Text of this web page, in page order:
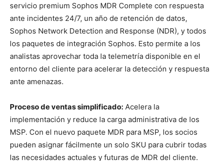
servicio premium Sophos MDR Complete con respuesta
ante incidentes 24/7, un año de retención de datos,
Sophos Network Detection and Response (NDR), y todos
los paquetes de integración Sophos. Esto permite a los
analistas aprovechar toda la telemetría disponible en el
entorno del cliente para acelerar la detección y respuesta
ante amenazas.
Proceso de ventas simplificado: Acelera la
implementación y reduce la carga administrativa de los
MSP. Con el nuevo paquete MDR para MSP, los socios
pueden asignar fácilmente un solo SKU para cubrir todas
las necesidades actuales y futuras de MDR del cliente.